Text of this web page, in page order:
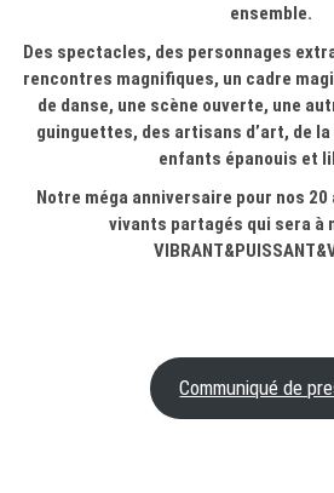
ensemble.
Des spectacles, des personnages
rencontres magnifiques, un cadre
de danse, une scène ouverte, une
guinguettes, des artisans d’art, de
enfants épanouis et
Notre méga anniversaire pour nos
vivants partagés qui sera à
Communiqué de